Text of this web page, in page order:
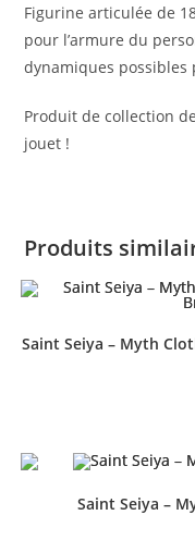
Figurine articulée de
pour l’armure du
dynamiques
Produit de collection
jouet !
Produits
Saint Seiya – Myth
Saint Seiya –